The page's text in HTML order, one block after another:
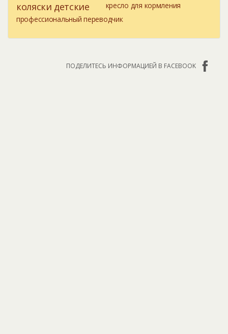
коляски детские
кресло для кормления
профессиональный переводчик
ПОДЕЛИТЕСЬ ИНФОРМАЦИЕЙ В FACEBOOK